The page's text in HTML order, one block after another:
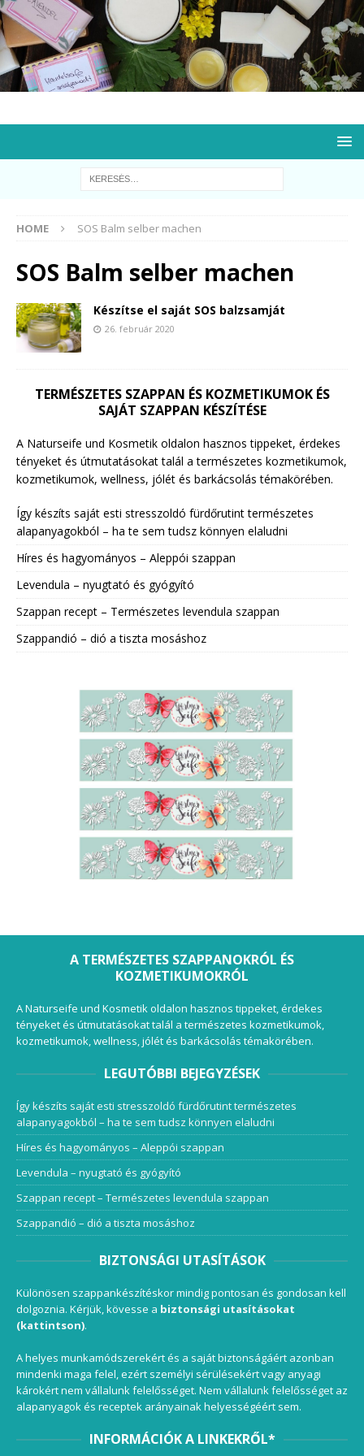
HOME SOS Balm selber machen
SOS Balm selber machen
Készítse el saját SOS balzsamját
26. február 2020
TERMÉSZETES SZAPPAN ÉS KOZMETIKUMOK ÉS
SAJÁT SZAPPAN KÉSZÍTÉSE
A Naturseife und Kosmetik oldalon hasznos tippeket, érdekes
tényeket és útmutatásokat talál a természetes kozmetikumok,
kozmetikumok, wellness, jólét és barkácsolás témakörében.
Így készíts saját esti stresszoldó fürdőrutint természetes
alapanyagokból – ha te sem tudsz könnyen elaludni
Híres és hagyományos – Aleppói szappan
Levendula – nyugtató és gyógyító
Szappan recept – Természetes levendula szappan
Szappandió – dió a tiszta mosáshoz
A TERMÉSZETES SZAPPANOKRÓL ÉS
KOZMETIKUMOKRÓL
A Naturseife und Kosmetik oldalon hasznos tippeket, érdekes
tényeket és útmutatásokat talál a természetes kozmetikumok,
kozmetikumok, wellness, jólét és barkácsolás témakörében.
LEGUTÓBBI BEJEGYZÉSEK
Így készíts saját esti stresszoldó fürdőrutint természetes
alapanyagokból – ha te sem tudsz könnyen elaludni
Híres és hagyományos – Aleppói szappan
Levendula – nyugtató és gyógyító
Szappan recept – Természetes levendula szappan
Szappandió – dió a tiszta mosáshoz
BIZTONSÁGI UTASÍTÁSOK
Különösen szappankészítéskor mindig pontosan és gondosan kell
dolgoznia. Kérjük, kövesse a biztonsági utasításokat
(kattintson).
A helyes munkamódszerekért és a saját biztonságáért azonban
mindenki maga felel, ezért személyi sérülésekért vagy anyagi
károkért nem vállalunk felelősséget. Nem vállalunk felelősséget az
alapanyagok és receptek arányainak helyességéért sem.
INFORMÁCIÓK A LINKEKRŐL*